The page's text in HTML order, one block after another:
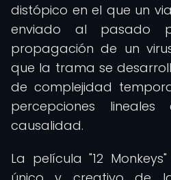
distópico en el que un
enviado al pasado
propagación de un
que la trama se
de complejidad
percepciones
causalidad.
La película "12